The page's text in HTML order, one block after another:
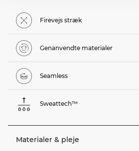
Firevejs stræk
Genanvendte materialer
Seamless
Sweattech™
Materialer & pleje